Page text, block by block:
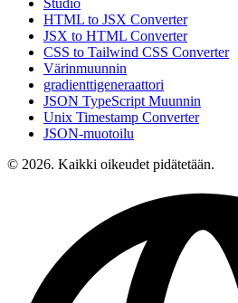
HTML to JSX Converter
JSX to HTML Converter
CSS to Tailwind CSS Converter
Värinmuunnin
gradienttigeneraattori
JSON TypeScript Muunnin
Unix Timestamp Converter
JSON-muotoilu
© 2026. Kaikki oikeudet pidätetään.